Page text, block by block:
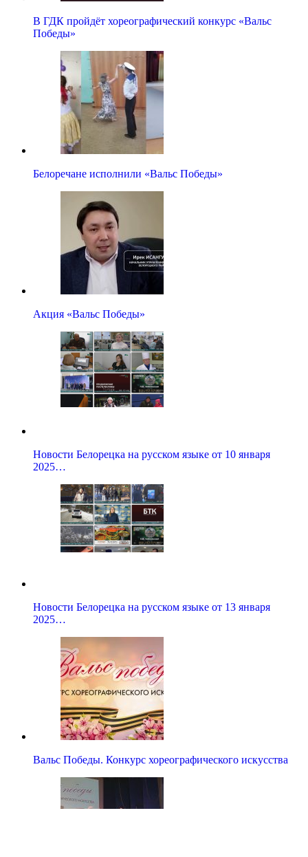
В ГДК пройдёт хореографический конкурс «Вальс
Победы»
Белоречане исполнили «Вальс Победы»
Акция «Вальс Победы»
Новости Белорецка на русском языке от 10 января
2025…
Новости Белорецка на русском языке от 13 января
2025…
Вальс Победы. Конкурс хореографического искусства